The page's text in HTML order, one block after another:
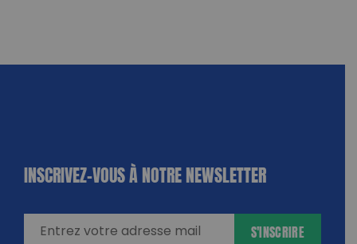
INSCRIVEZ-VOUS À NOTRE NEWSLETTER
S'INSCRIRE